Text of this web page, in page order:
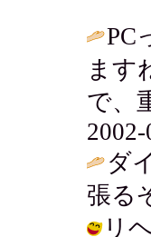
PC
ます
で、
ダ
張る
リ